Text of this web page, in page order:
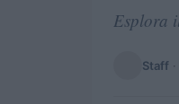
Esplora
Staff ·